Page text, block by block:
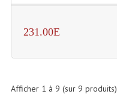
231.00E
Afficher 1 à 9 (sur 9 produits)